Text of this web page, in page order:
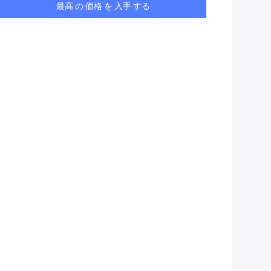
最高 の 価格 を 入手 する